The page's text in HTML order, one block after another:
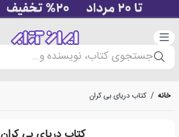
دسته‌بندی
جستجوی کتاب، نویسنده و...
خانه / کتاب دریای بی کران